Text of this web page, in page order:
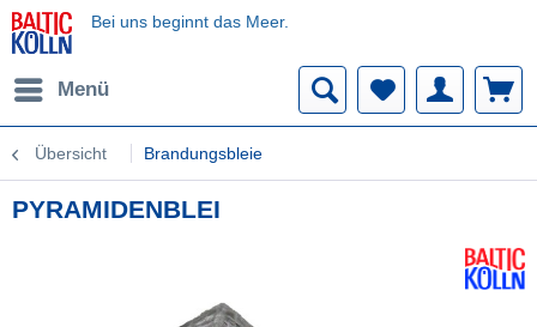
Bei uns beginnt das Meer.
Menü
Übersicht Brandungsbleie
PYRAMIDENBLEI